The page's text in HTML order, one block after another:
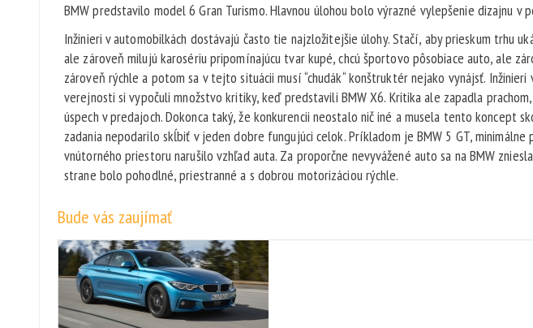
BMW predstavilo model 6 Gran Turismo. Hlavnou úlohou bolo výrazné vylepšenie dizajnu v
Inžinieri v automobilkách dostávajú často tie najzložitejšie úlohy. Stačí, aby prieskum trhu
ale zároveň milujú karosériu pripomínajúcu tvar kupé, chcú športovo pôsobiace auto, ale
zároveň rýchle a potom sa v tejto situácii musí “chudák“ konštruktér nejako vynájsť.
verejnosti si vypočuli množstvo kritiky, keď predstavili BMW X6. Kritika ale zapadla
úspech v predajoch. Dokonca taký, že konkurencii neostalo nič iné a musela tento koncept
zadania nepodarilo skĺbiť v jeden dobre fungujúci celok. Príkladom je BMW 5 GT,
vnútorného priestoru narušilo vzhľad auta. Za proporčne nevyvážené auto sa na BMW
strane bolo pohodlné, priestranné a s dobrou motorizáciou rýchle.
Bude vás zaujímať